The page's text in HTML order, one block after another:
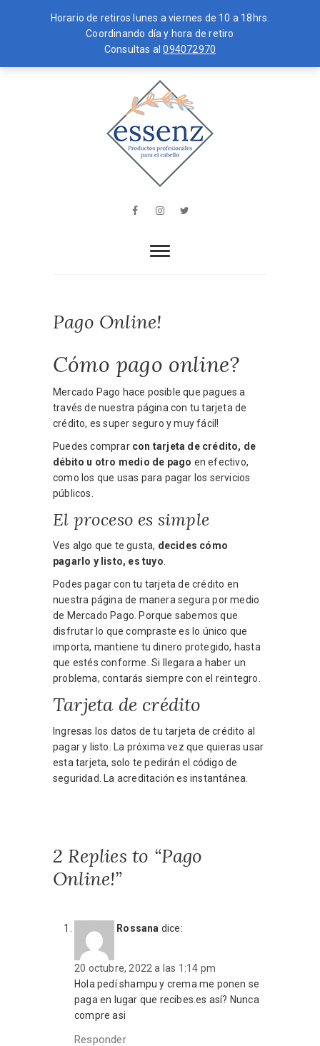
Horario de retiros lunes a viernes de 10 a 18hrs.
Coordinando día y hora de retiro
Consultas al094072970
to
essenz
EL CABELLO
FacebookInstagram
Pago Online!
Cómo pago online?
Mercado Pago hace posible que pagues a
través de nuestra página con tu tarjeta de
crédito, es super seguro y muy fácil!
Puedes comprar con tarjeta de crédito, de
débito u otro medio de pago en efectivo,
como los que usas para pagar los servicios
públicos.
El proceso es simple
Ves algo que te gusta, decides cómo
pagarlo y listo, es tuyo
Podes pagar con tu tarjeta de crédito en
nuestra página de manera segura por medio
de Mercado Pago. Porque sabemos que
disfrutar lo que compraste es lo único que
importa, mantiene tu dinero protegido, hasta
que estés conforme. Si llegara a haber un
problema, contarás siempre con el reintegro.
Tarjeta de crédito
Ingresas los datos de tu tarjeta de crédito al
pagar y listo. La próxima vez que quieras usar
esta tarjeta, solo te pedirán el código de
seguridad. La acreditación es instantánea.
2 Replies to “Pago
Online!”
Rossana dice:
20 octubre, 2022 a las 1:14 pm
Hola pedí shampu y crema me ponen se
paga en lugar que recibes.es así? Nunca
compre asi
Responder